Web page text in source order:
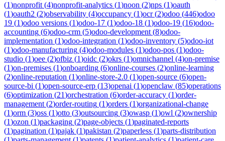
(1)nonprofit (4)nonprofit-analytics (1)noon (2)nps (1)oauth
(1)oauth2 (2)observability (4)occupancy (1)ocr(2)odoo (446)odoo
19 (1)odoo versions (1)odoo-17 (1)odoo-18 (1)odoo-19 (16)odoo-
accounting (6)odoo-crm (5)odoo-development (8)odoo-
implementation (1)odoo-integration (1)odoo-inventory (5)odoo-iot
(1)odoo-manufacturing (4)odoo-modules (1)odoo-pos (1)odoo-
studio (1)oee (2)ofbiz (1)oidc (2)okrs (1)omnichannel (4)on-premise
(1)on-premises (1)onboarding (6)online-courses (2)online-learning
(2)online-reputation (1)online-store-2.0 (1)open-source (6)open-
source-bi (1)open-source-erp (13)openai (1)openclaw (85)operations
(6)optimization (21)orchestration (6)order-accuracy (1)order-
management (2)order-routing (1)orders (1)organizational-change
(1)orm (3)oss (1)otto (3)outsourcing (3)owasp (1)owl (2)ownership
(1)ozon (1)packaging (2)page-objects (1)paginated-reports
(1)pagination (1)pajak (1)pakistan (2)paperless (1)parts-distribution